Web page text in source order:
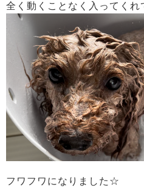
全く動くことなく入ってく
フワフワになりました☆